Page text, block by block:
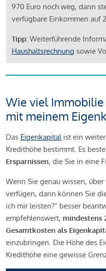
970 Euro noch weg, dann
verfügbare Einkommen auf
Tipp: Weiterführende
Haushaltsrechnung sowie
Wie viel
mit meinem
Das Eigenkapitalist ein
Kredithöhe bestimmt. Es
Ersparnissen, die Sie in eine
Wenn Sie genau wissen,
verfügen, dann können Sie
ich mir leisten?“ besser
empfehlenswert, mindestens
Gesamtkosten als
einzubringen. Die Höhe des
Kredithöhe eine gewisse